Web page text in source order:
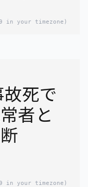
in your timezone)
死で
者と
in your timezone)